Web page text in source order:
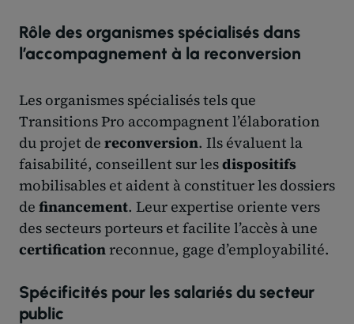
Rôle des organismes spécialisés dans
l’accompagnement à la reconversion
Les organismes spécialisés tels que
Transitions Pro accompagnent l’élaboration
du projet de reconversion. Ils évaluent la
faisabilité, conseillent sur lesdispositifs
mobilisables et aident à constituer les dossiers
de financement. Leur expertise oriente vers
des secteurs porteurs et facilite l’accès à une
certificationreconnue, gage d’employabilité.
Spécificités pour les salariés du secteur
public